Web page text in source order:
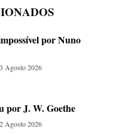
por Nuno
3 Agosto 2026
por J. W. Goethe
2 Agosto 2026